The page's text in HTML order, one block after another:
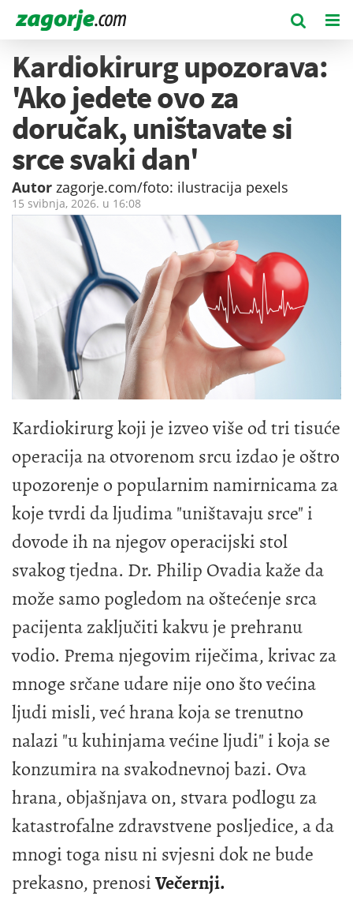
Kardiokirurg upozorava:
'Ako jedete ovo za
doručak, uništavate si
srce svaki dan'
Autor zagorje.com/foto: ilustracija pexels
15 svibnja, 2026. u 16:08
Kardiokirurg koji je izveo više od tri tisuće
operacija na otvorenom srcu izdao je oštro
upozorenje o popularnim namirnicama za
koje tvrdi da ljudima "uništavaju srce" i
dovode ih na njegov operacijski stol
svakog tjedna. Dr. Philip Ovadia kaže da
može samo pogledom na oštećenje srca
pacijenta zaključiti kakvu je prehranu
vodio. Prema njegovim riječima, krivac za
mnoge srčane udare nije ono što većina
ljudi misli, već hrana koja se trenutno
nalazi "u kuhinjama većine ljudi" i koja se
konzumira na svakodnevnoj bazi. Ova
hrana, objašnjava on, stvara podlogu za
katastrofalne zdravstvene posljedice, a da
mnogi toga nisu ni svjesni dok ne bude
prekasno, prenosiVečernji.